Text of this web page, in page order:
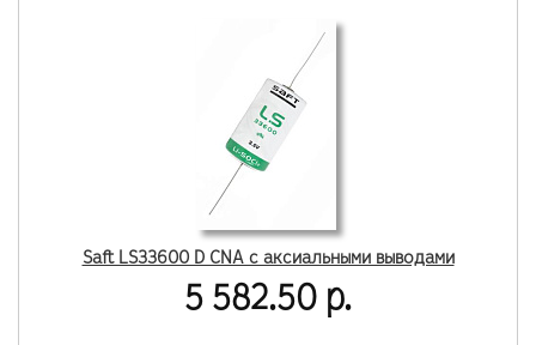
Saft LS33600 D CNA с аксиальными выводами
5 582.50 р.